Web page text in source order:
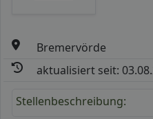
Bremervörde
aktualisiert seit:
Stellenbeschreibung: